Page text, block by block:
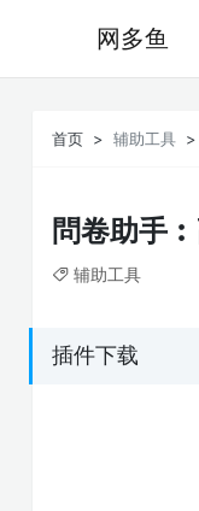
网多鱼
首页 辅助工具
問卷助手
辅助工具
插件下载